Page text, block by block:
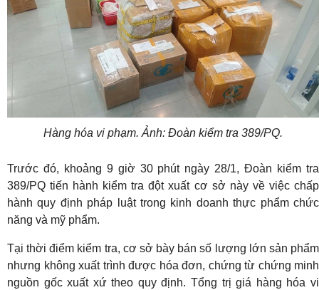
Hàng hóa vi phạm. Ảnh: Đoàn kiểm tra 389/PQ.
Trước đó, khoảng 9 giờ 30 phút ngày 28/1, Đoàn kiểm tra
389/PQ tiến hành kiểm tra đột xuất cơ sở này về việc chấp
hành quy định pháp luật trong kinh doanh thực phẩm chức
năng và mỹ phẩm.
Tại thời điểm kiểm tra, cơ sở bày bán số lượng lớn sản phẩm
nhưng không xuất trình được hóa đơn, chứng từ chứng minh
nguồn gốc xuất xứ theo quy định. Tổng trị giá hàng hóa vi